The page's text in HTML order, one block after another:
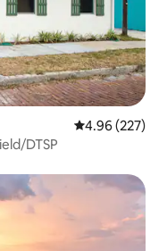
平均评分 4.96
4.96 (227)
DTSP